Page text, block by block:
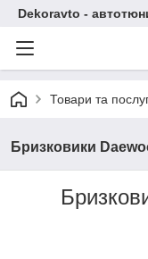
Dekoravto -
Товари та
Бризковики